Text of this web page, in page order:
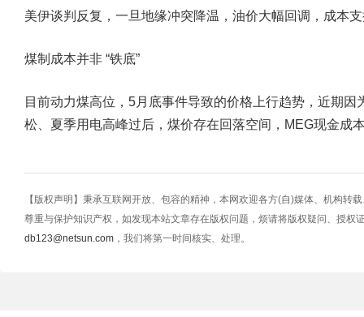
美伊谈判反复，一旦地缘冲突降温，油价大幅回调，成本
煤制成本并非 “铁底”
目前动力煤高位，5月底事件导致的价格上行趋势，近期
松、夏季用电高峰过后，煤价存在回落空间，MEG现金成
【版权声明】秉承互联网开放、包容的精神，本网欢迎各方(自)媒体、机构转
尊重与保护知识产权，如发现本站文章存在版权问题，烦请将版权疑问、授权
db123@netsun.com ，我们将第一时间核实、处理。